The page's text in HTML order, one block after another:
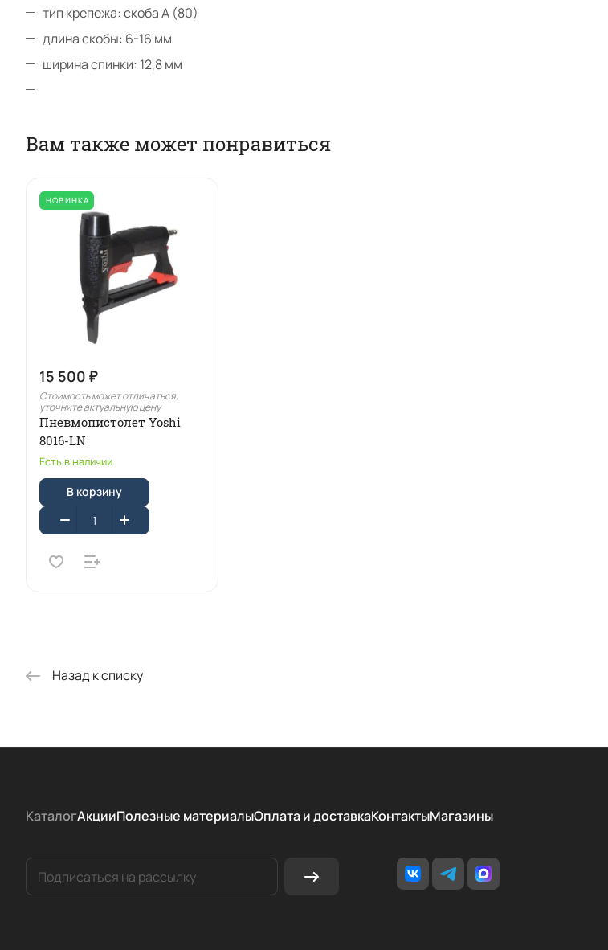
тип крепежа: скоба А (80)
длина скобы: 6-16 мм
ширина спинки: 12,8 мм
Вам также может понравиться
НОВИНКА
15 500 ₽
Стоимость может отличаться,
уточните актуальную цену
Пневмопистолет Yoshi
8016-LN
Есть в наличии
В корзину
Назад к списку
КаталогАкцииПолезные материалыОплата и доставкаКонтактыМагазины